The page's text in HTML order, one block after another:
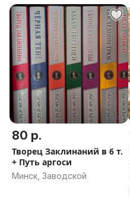
80 р.
Творец Заклинаний в 6 т.
+ Путь аргоси
Минск, Заводской